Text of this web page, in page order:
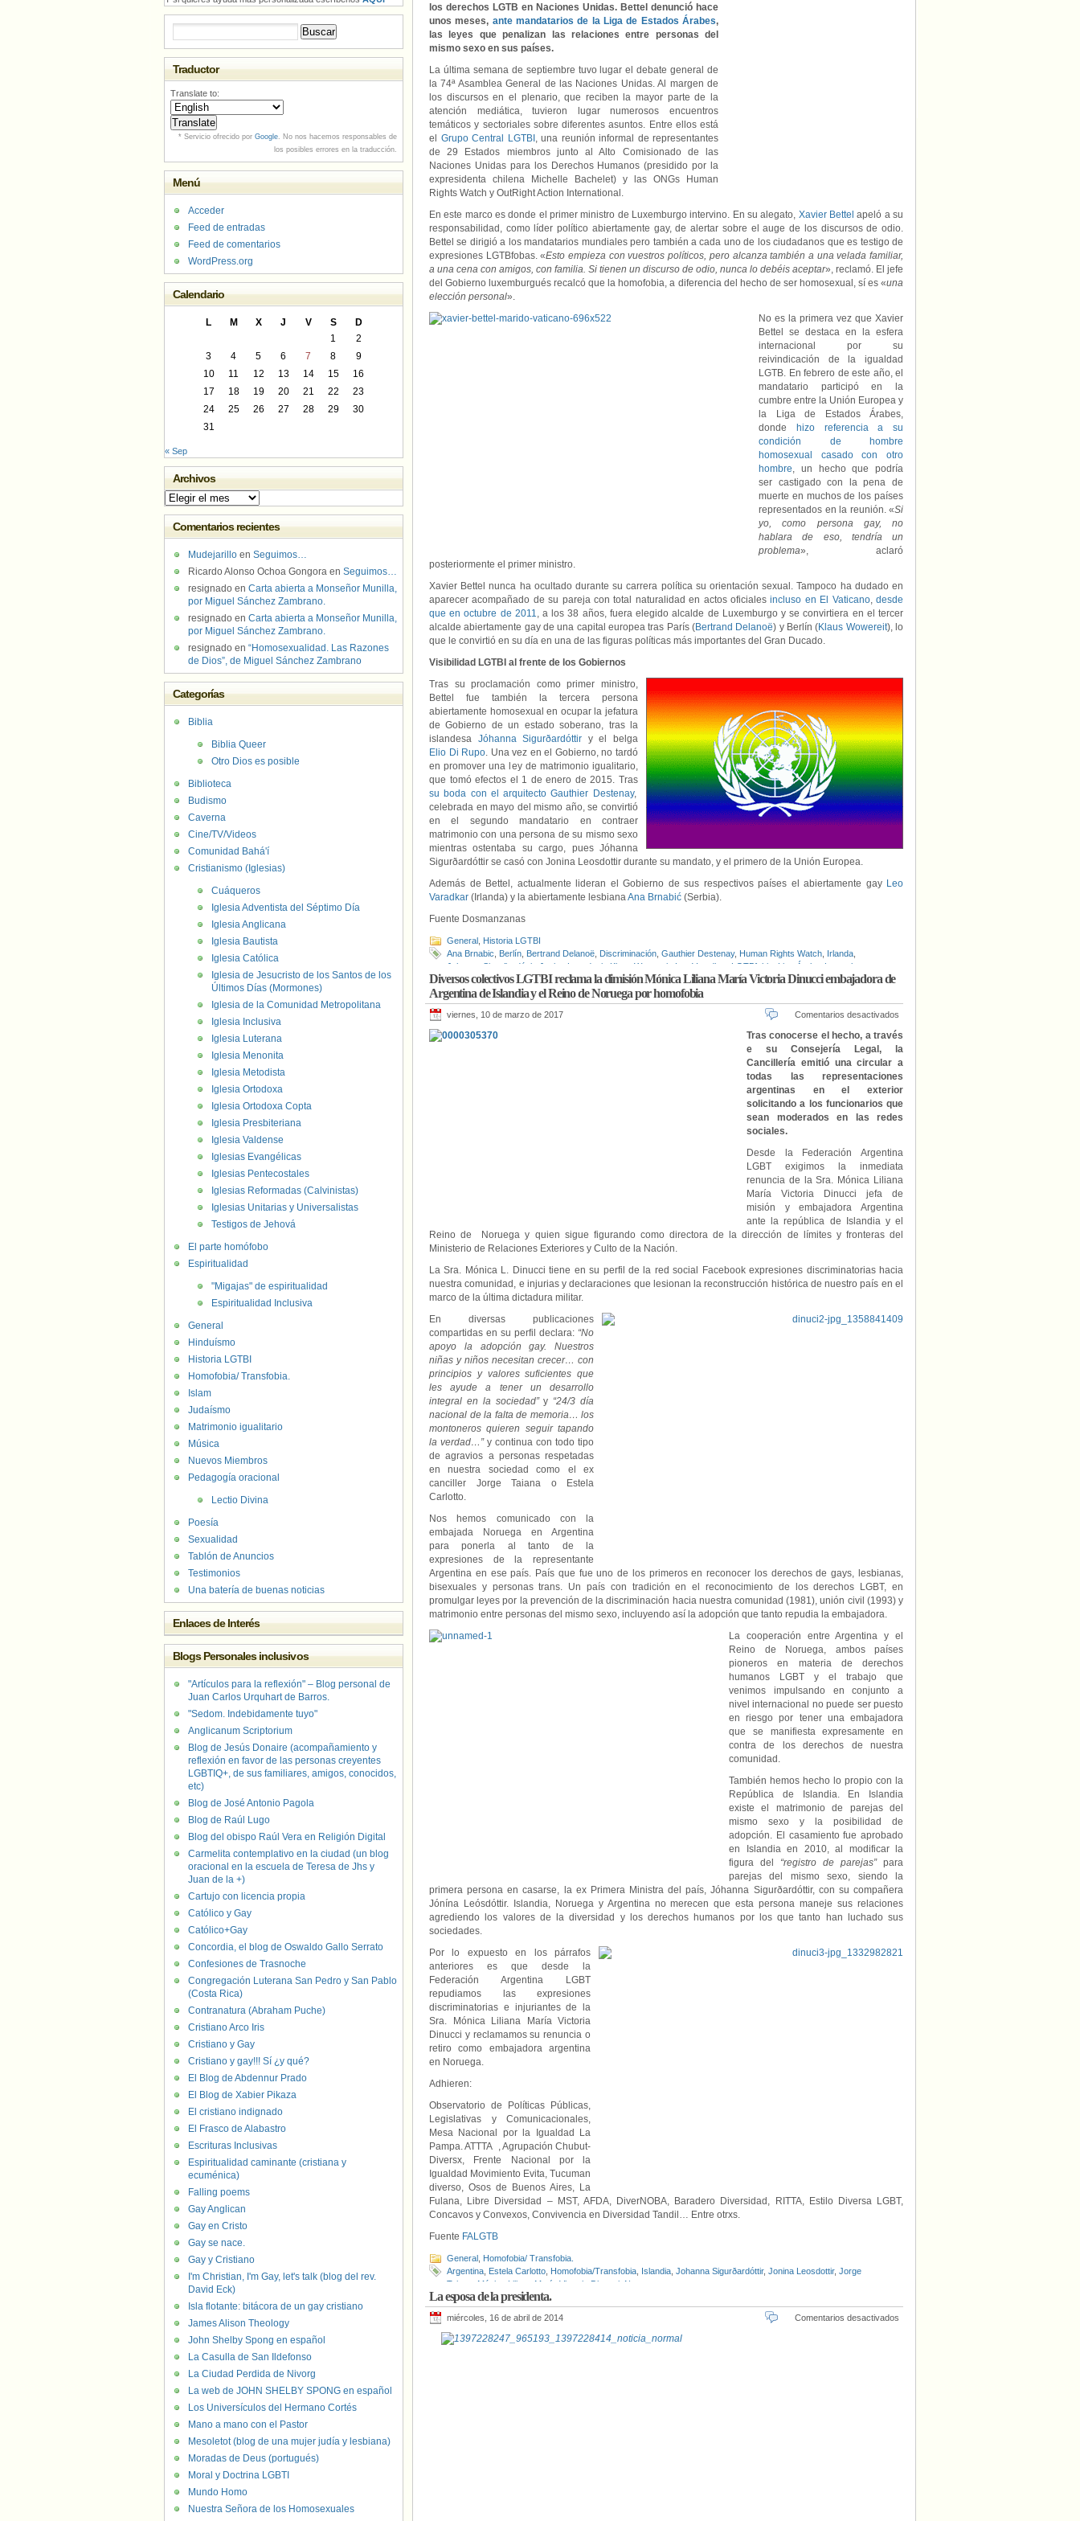
los derechos LGTB en Naciones Unidas. Bettel denunció hace
unos meses, ante mandatarios de la Liga de Estados Árabes,
las leyes que penalizan las relaciones entre personas del
mismo sexo en sus países.
La última semana de septiembre tuvo lugar el debate general de
la 74ª Asamblea General de las Naciones Unidas. Al margen de
los discursos en el plenario, que reciben la mayor parte de la
atención mediática, tuvieron lugar numerosos encuentros
temáticos y sectoriales sobre diferentes asuntos. Entre ellos está
el Grupo Central LGTBI , una reunión informal de representantes
de 29 Estados miembros junto al Alto Comisionado de las
Naciones Unidas para los Derechos Humanos (presidido por la
expresidenta chilena Michelle Bachelet) y las ONGs Human
Rights Watch y OutRight Action International.
En este marco es donde el primer ministro de Luxemburgo intervino. En su alegato, Xavier Bettel apeló a su
responsabilidad, como líder político abiertamente gay, de alertar sobre el auge de los discursos de odio.
Bettel se dirigió a los mandatarios mundiales pero también a cada uno de los ciudadanos que es testigo de
expresiones LGTBfobas. «Esto empieza con vuestros políticos, pero alcanza también a una velada familiar,
a una cena con amigos, con familia. Si tienen un discurso de odio, nunca lo debéis aceptar», reclamó. El jefe
del Gobierno luxemburgués recalcó que la homofobia, a diferencia del hecho de ser homosexual, sí es «una
elección personal».
No es la primera vez que Xavier
Bettel se destaca en la esfera
internacional por su
reivindicación de la igualdad
LGTB. En febrero de este año, el
mandatario participó en la
cumbre entre la Unión Europea y
la Liga de Estados Árabes,
donde
hizo referencia a su
condición de hombre
homosexual casado con otro
hombre, un hecho que podría
ser castigado con la pena de
muerte en muchos de los países
representados en la reunión. «Si
yo, como persona gay, no
hablara de eso, tendría un
problema», aclaró
posteriormente el primer ministro.
Xavier Bettel nunca ha ocultado durante su carrera política su orientación sexual. Tampoco ha dudado en
aparecer acompañado de su pareja con total naturalidad en actos oficialesincluso en El Vaticano,desde
que en octubre de 2011, a los 38 años, fuera elegido alcalde de Luxemburgo y se convirtiera en el tercer
alcalde abiertamente gay de una capital europea tras París (Bertrand Delanoë) y Berlín (Klaus Wowereit), lo
que le convirtió en su día en una de las figuras políticas más importantes del Gran Ducado.
Visibilidad LGTBI al frente de los Gobiernos
Tras su proclamación como primer ministro,
Bettel fue también la tercera persona
abiertamente homosexual en ocupar la jefatura
de Gobierno de un estado soberano, tras la
islandesa Jóhanna Sigurðardóttir y el belga
Elio Di Rupo. Una vez en el Gobierno, no tardó
en promover una ley de matrimonio igualitario,
que tomó efectos el 1 de enero de 2015. Tras
su boda con el arquitecto Gauthier Destenay,
celebrada en mayo del mismo año, se convirtió
en el segundo mandatario en contraer
matrimonio con una persona de su mismo sexo
mientras ostentaba su cargo, pues Jóhanna
Sigurðardóttir se casó con Jonina Leosdottir durante su mandato, y el primero de la Unión Europea.
Además de Bettel, actualmente lideran el Gobierno de sus respectivos países el abiertamente gayLeo
Varadkar (Irlanda) y la abiertamente lesbianaAna Brnabić (Serbia).
Fuente Dosmanzanas
General Historia LGTBI
Ana Brnabic
Berlín Bertrand Delanoë Discriminación Gauthier Destenay, Human Rights Watch Irlanda
Johanna Sigurðardóttir
Jonina Leosdottir Klaus Wowereit Leo Varadkar LGTBfobia Liga Árabe Luxemburgo
Michelle Bachelet
Naciones Unidas,OutRight Action International,París ,Serbia,Unión Europea,Visibilidad
LGTBI, Xavier Bettel
Diversos colectivos LGTBI reclama la dimisión Mónica Liliana María Victoria Dinucci embajadora de
Argentina de Islandia y el Reino de Noruega por homofobia
viernes, 10 de marzo de 2017 Comentarios desactivados
Tras conocerse el hecho, a través
e su Consejería Legal, la
Cancillería emitió una circular a
todas las representaciones
argentinas en el exterior
solicitando a los funcionarios que
sean moderados en las redes
sociales.
Desde la Federación Argentina
LGBT exigimos la inmediata
renuncia de la Sra. Mónica Liliana
María Victoria Dinucci jefa de
misión y embajadora Argentina
ante la república de Islandia y el
Reino de Noruega y quien sigue figurando como directora de la dirección de límites y fronteras del
Ministerio de Relaciones Exteriores y Culto de la Nación.
La Sra. Mónica L. Dinucci tiene en su perfil de la red social Facebook expresiones discriminatorias hacia
nuestra comunidad, e injurias y declaraciones que lesionan la reconstrucción histórica de nuestro país en el
marco de la última dictadura militar.
En diversas publicaciones
compartidas en su perfil declara: “No
apoyo la adopción gay. Nuestros
niñas y niños necesitan crecer… con
principios y valores suficientes que
les ayude a tener un desarrollo
integral en la sociedad”y “24/3 día
nacional de la falta de memoria… los
montoneros quieren seguir tapando
la verdad…”y continua con todo tipo
de agravios a personas respetadas
en nuestra sociedad como el ex
canciller Jorge Taiana o Estela
Carlotto.
Nos hemos comunicado con la
embajada Noruega en Argentina
para ponerla al tanto de la
expresiones de la representante
Argentina en ese país. País que fue uno de los primeros en reconocer los derechos de gays, lesbianas,
bisexuales y personas trans. Un país con tradición en el reconocimiento de los derechos LGBT, en
promulgar leyes por la prevención de la discriminación hacia nuestra comunidad (1981), unión civil (1993) y
matrimonio entre personas del mismo sexo, incluyendo así la adopción que tanto repudia la embajadora.
La cooperación entre Argentina y el
Reino de Noruega, ambos países
pioneros en materia de derechos
humanos LGBT y el trabajo que
venimos impulsando en conjunto a
nivel internacional no puede ser puesto
en riesgo por tener una embajadora
que se manifiesta expresamente en
contra de los derechos de nuestra
comunidad.
También hemos hecho lo propio con la
República de Islandia. En Islandia
existe el matrimonio de parejas del
mismo sexo y la posibilidad de
adopción. El casamiento fue aprobado
en Islandia en 2010, al modificar la
figura del
“registro de parejas”para
parejas del mismo sexo, siendo la
primera persona en casarse, la ex Primera Ministra del país, Jóhanna Sigurðardóttir, con su compañera
Jónína Leósdóttir. Islandia, Noruega y Argentina no merecen que esta persona maneje sus relaciones
agrediendo los valores de la diversidad y los derechos humanos por los que tanto han luchado sus
sociedades.
Por lo expuesto en los párrafos
anteriores es que desde la
Federación Argentina LGBT
repudiamos las expresiones
discriminatorias e injuriantes de la
Sra. Mónica Liliana María Victoria
Dinucci y reclamamos su renuncia o
retiro como embajadora argentina
en Noruega.
Adhieren:
Observatorio de Políticas Públicas,
Legislativas y Comunicacionales,
Mesa Nacional por la Igualdad La
Pampa. ATTTA , Agrupación Chubut-
Diversx, Frente Nacional por la
Igualdad Movimiento Evita, Tucuman
diverso, Osos de Buenos Aires, La
Fulana, Libre Diversidad – MST, AFDA, DiverNOBA, Baradero Diversidad, RITTA, Estilo Diversa LGBT,
Concavos y Convexos, Convivencia en Diversidad Tandil… Entre otrxs.
Fuente FALGTB
General Homofobia/ Transfobia.
Argentina Estela Carlotto Homofobia/Transfobia Islandia Johanna Sigurðardóttir, Jonina Leosdottir, Jorge
Taiana
Mónica Liliana María Victoria Dinucci Noruega
La esposa de la presidenta.
miércoles, 16 de abril de 2014 Comentarios desactivados
Traductor
Translate to:
* Servicio ofrecido por Google. No nos hacemos responsables de
los posibles errores en la traducción.
Menú
Acceder
Feed de entradas
Feed de comentarios
WordPress.org
Calendario
L M X J V S
D
1
2
3
4 5 6 7 8
9
10
11 12 13 14 15
16
17
18 19 20 21 22
23
24
25 26 27 28 29
30
31
« Sep
Archivos
Archivos
Comentarios recientes
Mudejarillo en Seguimos…
Ricardo Alonso Ochoa Gongora en Seguimos…
resignado en Carta abierta a Monseñor Munilla,
por Miguel Sánchez Zambrano.
resignado en Carta abierta a Monseñor Munilla,
por Miguel Sánchez Zambrano.
resignado en “Homosexualidad. Las Razones
de Dios”, de Miguel Sánchez Zambrano
Categorías
Biblia
Biblia Queer
Otro Dios es posible
Biblioteca
Budismo
Caverna
Cine/TV/Videos
Comunidad Bahá'í
Cristianismo (Iglesias)
Cuáqueros
Iglesia Adventista del Séptimo Día
Iglesia Anglicana
Iglesia Bautista
Iglesia Católica
Iglesia de Jesucristo de los Santos de los
Últimos Días (Mormones)
Iglesia de la Comunidad Metropolitana
Iglesia Inclusiva
Iglesia Luterana
Iglesia Menonita
Iglesia Metodista
Iglesia Ortodoxa
Iglesia Ortodoxa Copta
Iglesia Presbiteriana
Iglesia Valdense
Iglesias Evangélicas
Iglesias Pentecostales
Iglesias Reformadas (Calvinistas)
Iglesias Unitarias y Universalistas
Testigos de Jehová
El parte homófobo
Espiritualidad
"Migajas" de espiritualidad
Espiritualidad Inclusiva
General
Hinduísmo
Historia LGTBI
Homofobia/ Transfobia.
Islam
Judaísmo
Matrimonio igualitario
Música
Nuevos Miembros
Pedagogía oracional
Lectio Divina
Poesía
Sexualidad
Tablón de Anuncios
Testimonios
Una batería de buenas noticias
Enlaces de Interés
Blogs Personales inclusivos
"Artículos para la reflexión" – Blog personal de
Juan Carlos Urquhart de Barros.
"Sedom. Indebidamente tuyo"
Anglicanum Scriptorium
Blog de Jesús Donaire (acompañamiento y
reflexión en favor de las personas creyentes
LGBTIQ+, de sus familiares, amigos, conocidos,
etc)
Blog de José Antonio Pagola
Blog de Raúl Lugo
Blog del obispo Raúl Vera en Religión Digital
Carmelita contemplativo en la ciudad (un blog
oracional en la escuela de Teresa de Jhs y
Juan de la +)
Cartujo con licencia propia
Católico y Gay
Católico+Gay
Concordia, el blog de Oswaldo Gallo Serrato
Confesiones de Trasnoche
Congregación Luterana San Pedro y San Pablo
(Costa Rica)
Contranatura (Abraham Puche)
Cristiano Arco Iris
Cristiano y Gay
Cristiano y gay!!! Sí ¿y qué?
El Blog de Abdennur Prado
El Blog de Xabier Pikaza
El cristiano indignado
El Frasco de Alabastro
Escrituras Inclusivas
Espiritualidad caminante (cristiana y
ecuménica)
Falling poems
Gay Anglican
Gay en Cristo
Gay se nace.
Gay y Cristiano
I'm Christian, I'm Gay, let's talk (blog del rev.
David Eck)
Isla flotante: bitácora de un gay cristiano
James Alison Theology
John Shelby Spong en español
La Casulla de San Ildefonso
La Ciudad Perdida de Nivorg
La web de JOHN SHELBY SPONG en español
Los Universículos del Hermano Cortés
Mano a mano con el Pastor
Mesoletot (blog de una mujer judía y lesbiana)
Moradas de Deus (portugués)
Moral y Doctrina LGBTI
Mundo Homo
Nuestra Señora de los Homosexuales